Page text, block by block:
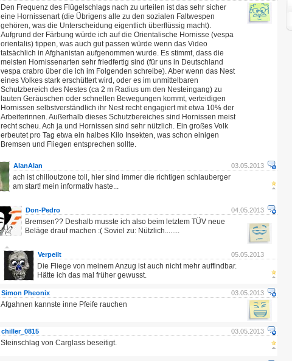
Den Frequenz des Flügelschlags nach zu urteilen ist das sehr sicher
eine Hornissenart (die Übrigens alle zu den sozialen Faltwespen
gehören, was die Unterscheidung eigentlich überflüssig macht).
Aufgrund der Färbung würde ich auf die Orientalische Hornisse (vespa
orientalis) tippen, was auch gut passen würde wenn das Video
tatsächlich in Afghanistan aufgenommen wurde. Es stimmt, dass die
meisten Hornissenarten sehr friedfertig sind (für uns in Deutschland
vespa crabro über die ich im Folgenden schreibe). Aber wenn das Nest
eines Volkes stark erschüttert wird, oder es im unmittelbaren
Schutzbereich des Nestes (ca 2 m Radius um den Nesteingang) zu
lauten Geräuschen oder schnellen Bewegungen kommt, verteidigen
Hornissen selbstverständlich ihr Nest recht engagiert mit etwa 10% der
Arbeiterinnen. Außerhalb dieses Schutzbereiches sind Hornissen meist
recht scheu. Ach ja und Hornissen sind sehr nützlich. Ein großes Volk
erbeutet pro Tag etwa ein halbes Kilo Insekten, was schon einigen
Bremsen und Fliegen entsprechen sollte.
03.05.2013
AlanAlan
ach ist chilloutzone toll, hier sind immer die richtigen schlauberger
am start! mein informativ haste...
04.05.2013
Don-Pedro
Bremsen?? Deshalb musste ich also beim letztem TÜV neue
Beläge drauf machen :( Soviel zu: Nützlich........
05.05.2013
Verpeilt
Die Fliege von meinem Anzug ist auch nicht mehr auffindbar.
Hätte ich das mal früher gewusst.
03.05.2013
Simon Pheonix
Afgahnen kannste inne Pfeife rauchen
03.05.2013
chiller_0815
Steinschlag von Carglass beseitigt.